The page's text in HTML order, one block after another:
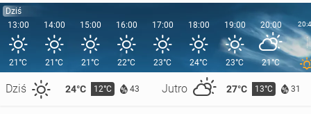
Dziś
13:00
21°C
Dziś 24°C 12°C 43 Jutro 27°C 13°C 31
14:00
21°C
15:00
21°C
16:00
22°C
17:00
23°C
18:00
24°C
19:00
23°C
20:00
21°C